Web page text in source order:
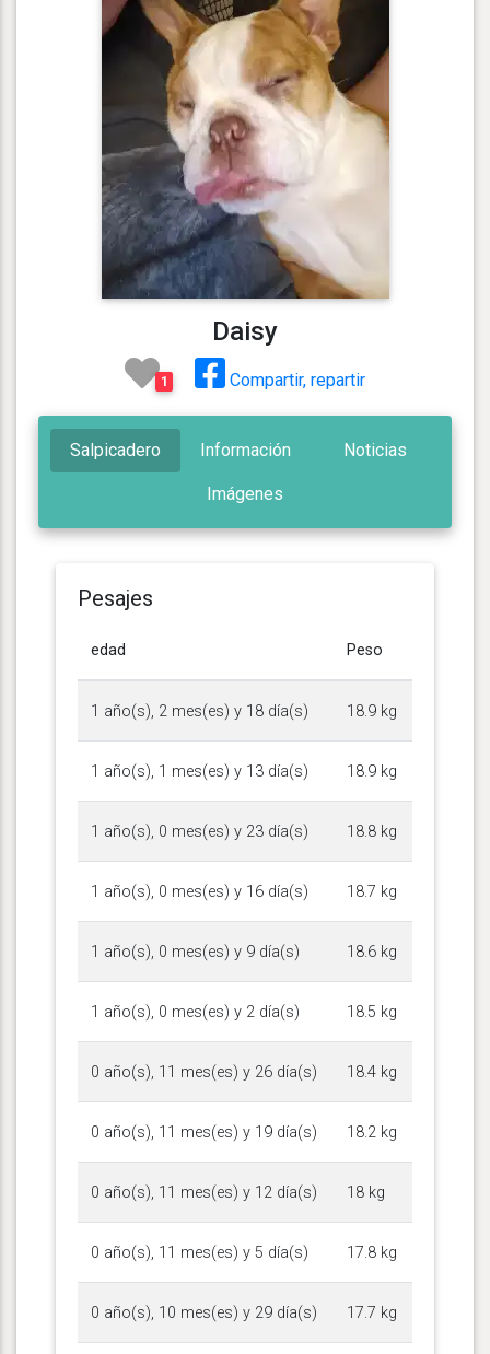
Daisy
1 Compartir, repartir
Salpicadero Información Noticias
Imágenes
Pesajes
edad Peso
1 año(s), 2 mes(es) y 18 día(s) 18.9 kg
1 año(s), 1 mes(es) y 13 día(s) 18.9 kg
1 año(s), 0 mes(es) y 23 día(s) 18.8 kg
1 año(s), 0 mes(es) y 16 día(s) 18.7 kg
1 año(s), 0 mes(es) y 9 día(s) 18.6 kg
1 año(s), 0 mes(es) y 2 día(s) 18.5 kg
0 año(s), 11 mes(es) y 26 día(s) 18.4 kg
0 año(s), 11 mes(es) y 19 día(s) 18.2 kg
0 año(s), 11 mes(es) y 12 día(s) 18 kg
0 año(s), 11 mes(es) y 5 día(s) 17.8 kg
0 año(s), 10 mes(es) y 29 día(s) 17.7 kg